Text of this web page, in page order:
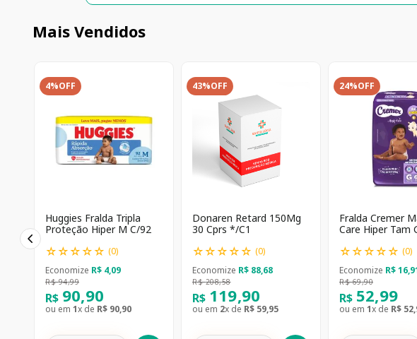
Mais Vendidos
4%OFF
Huggies Fralda Tripla
Proteção Hiper M C/92
☆☆☆☆☆ (0)
Economize R$ 4,09
R$ 94,99
R$ 90,90
ou em 1x de R$ 90,90
43%OFF
Donaren Retard 150Mg
30 Cprs */C1
☆☆☆☆☆ (0)
Economize R$ 88,68
R$ 208,58
R$ 119,90
ou em 2x de R$ 59,95
24%OFF
Fralda Cremer
Care Hiper Tam
☆☆☆☆☆ (0)
Economize R$16,
R$ 69,90
R$ 52,99
ou em 1x de R$ 52,